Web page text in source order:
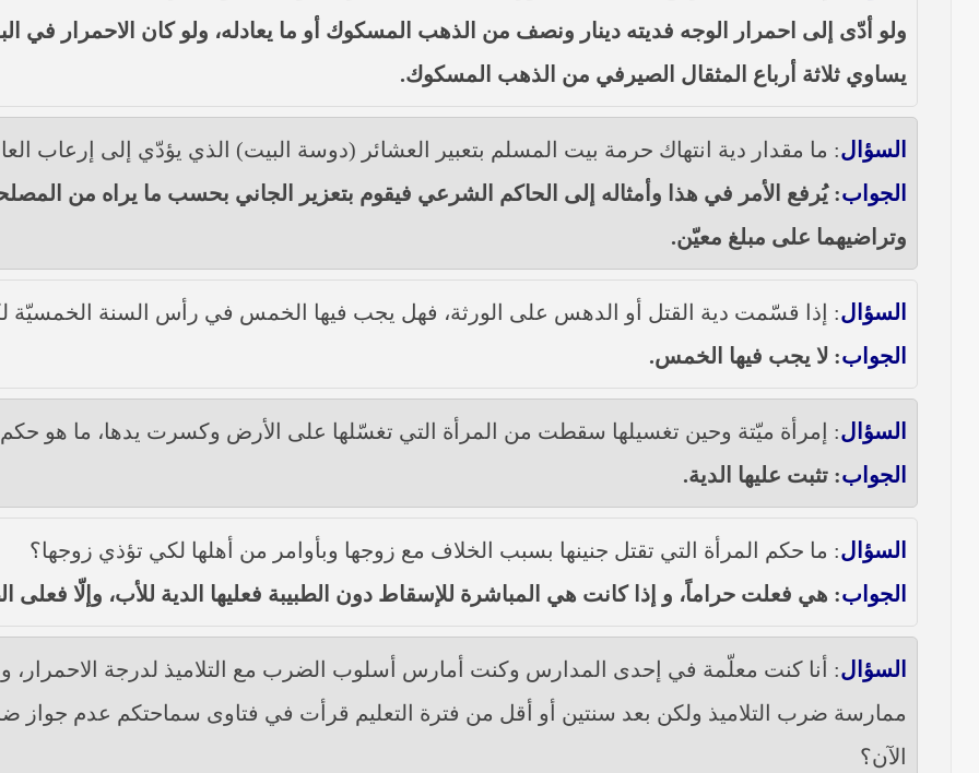
ولو أدّى إلى احمرار الوجه فديته دينار ونصف من الذهب المسكوك أو ما يعادله، ولو كان الاحمرار في البدن
يساوي ثلاثة أرباع المثقال الصيرفي من الذهب المسكوك.
السؤال: ما مقدار دية انتهاك حرمة بيت المسلم بتعبير العشائر (دوسة البيت) الذي يؤدّي إلى إرعاب
الجواب: يُرفع الأمر في هذا وأمثاله إلى الحاكم الشرعي فيقوم بتعزير الجاني بحسب ما يراه من
وتراضيهما على مبلغ معيّن.
السؤال: إذا قسّمت دية القتل أو الدهس على الورثة، فهل يجب فيها الخمس في رأس السنة الخمسيّة
الجواب: لا يجب فيها الخمس.
السؤال: إمرأة ميّتة وحين تغسيلها سقطت من المرأة التي تغسّلها على الأرض وكسرت يدها، ما هو حكم
الجواب: تثبت عليها الدية.
السؤال: ما حكم المرأة التي تقتل جنينها بسبب الخلاف مع زوجها وبأوامر من أهلها لكي تؤذي زوجها؟
الجواب: هي فعلت حراماً، و إذا كانت هي المباشرة للإسقاط دون الطبيبة فعليها الدية للأب، وإلّا فعلى
السؤال: أنا كنت معلّمة في إحدى المدارس وكنت أمارس أسلوب الضرب مع التلاميذ لدرجة الاحمرار،
ممارسة ضرب التلاميذ ولكن بعد سنتين أو أقل من فترة التعليم قرأت في فتاوى سماحتكم عدم جواز
الآن؟